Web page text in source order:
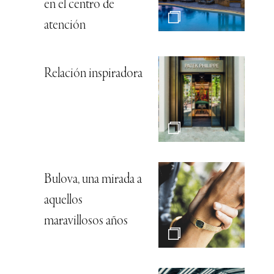
en el centro de
atención
Relación inspiradora
Bulova, una mirada a
aquellos
maravillosos años